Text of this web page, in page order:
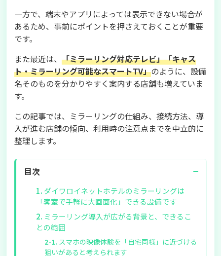
一方で、端末やアプリによっては表示できない場合が
あるため、事前にポイントを押さえておくことが重要
です。
また最近は、 「ミラーリング対応テレビ」「キャス
ト・ミラーリング可能なスマートTV」のように、設備
名そのものを分かりやすく案内する店舗も増えていま
す。
この記事では、ミラーリングの仕組み、接続方法、導
入が進む店舗の傾向、利用時の注意点までを中立的に
整理します。
目次 −
ダイワロイネットホテルのミラーリングは
「客室で手軽に大画面化」できる設備です
ミラーリング導入が広がる背景と、できるこ
との範囲
スマホの映像体験を「自宅同様」に近づける
狙いがあると考えられます